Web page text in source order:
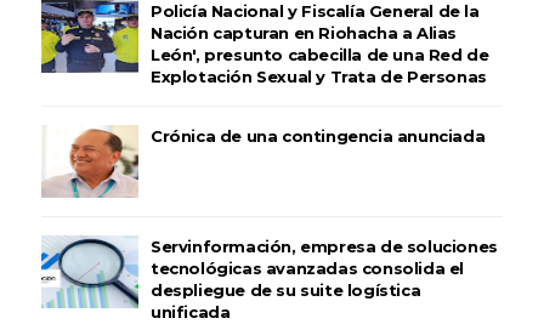
Policía Nacional y Fiscalía General de la
Nación capturan en Riohacha a Alias
León', presunto cabecilla de una Red de
Explotación Sexual y Trata de Personas
Crónica de una contingencia anunciada
Servinformación, empresa de soluciones
tecnológicas avanzadas consolida el
despliegue de su suite logística
unificada